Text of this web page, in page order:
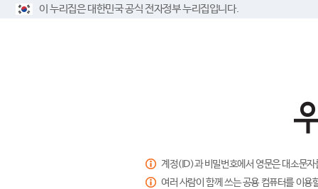
이 누리집은 대한민국 공식 전자정부 누리집입니다.
계정(ID)과 비밀번호에서 영문은 대소문
여러 사람이 함께 쓰는 공용 컴퓨터를 이